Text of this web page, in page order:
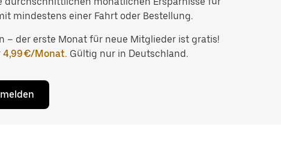
mindestens einer Fahrt oder Bestellung.
– der erste Monat für neue Mitglieder ist gratis!
4,99 €/Monat. Gültig nur in Deutschland.